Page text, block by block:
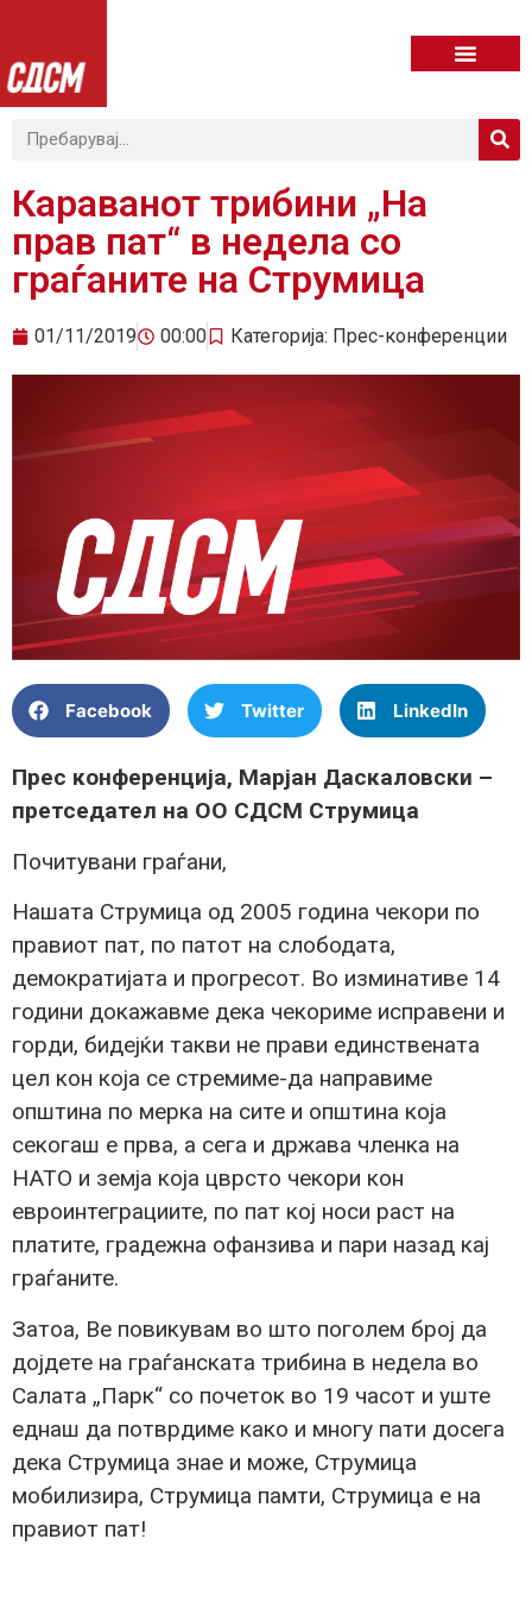
Караванот трибини „На
прав пат“ в недела со
граѓаните на Струмица
01/11/2019 00:00 Категорија: Прес-конференции
Facebook Twitter LinkedIn
Прес конференција, Марјан Даскаловски –
претседател на ОО СДСМ Струмица
Почитувани граѓани,
Нашата Струмица од 2005 година чекори по
правиот пат, по патот на слободата,
демократијата и прогресот. Во изминативе 14
години докажавме дека чекориме исправени и
горди, бидејќи такви не прави единствената
цел кон која се стремиме-да направиме
општина по мерка на сите и општина која
секогаш е прва, а сега и држава членка на
НАТО и земја која цврсто чекори кон
евроинтеграциите, по пат кој носи раст на
платите, градежна офанзива и пари назад кај
граѓаните.
Затоа, Ве повикувам во што поголем број да
дојдете на граѓанската трибина в недела во
Салата „Парк“ со почеток во 19 часот и уште
еднаш да потврдиме како и многу пати досега
дека Струмица знае и може, Струмица
мобилизира, Струмица памти, Струмица е на
правиот пат!